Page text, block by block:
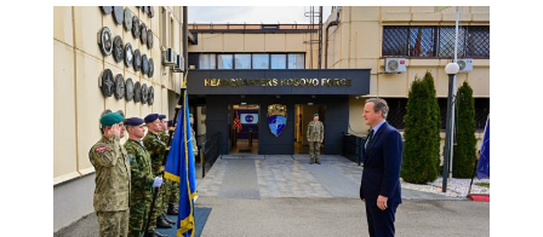
të popullit të Kosovës